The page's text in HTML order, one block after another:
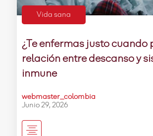
Vida sana
¿Te enfermas justo cuando
relación entre descanso y
inmune
webmaster_colombia
Junio 29, 2026